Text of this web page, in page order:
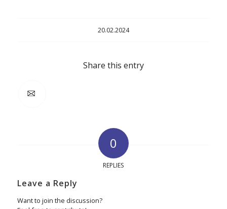
20.02.2024
Share this entry
0
REPLIES
Leave a Reply
Want to join the discussion?